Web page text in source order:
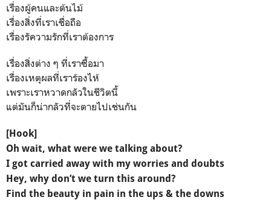
เรื่องผู้คนและต้นไม้
เรื่องสิ่งที่เราเชื่อถือ
เรื่องรัความรักที่เราต้องการ
เรื่องสิ่งต่าง ๆ ที่เราซื้อมา
เรื่องเหตุผลที่เราร้องไห้
เพราะเราหวาดกลัวในชีวิตนี้
แต่มันก็น่ากลัวที่จะตายไปเช่นกัน
[Hook]
Oh wait, what were we talking about?
I got carried away with my worries and doubts
Hey, why don’t we turn this around?
Find the beauty in pain in the ups & the downs